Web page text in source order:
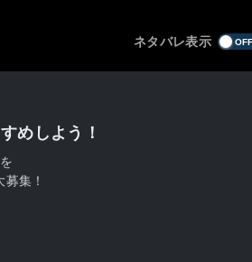
ネタバレ表示
めしよう！
集！